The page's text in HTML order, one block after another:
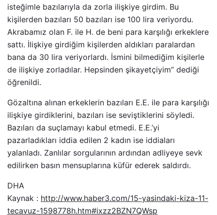
isteğimle bazılarıyla da zorla ilişkiye girdim. Bu
kişilerden bazıları 50 bazıları ise 100 lira veriyordu.
Akrabamız olan F. ile H. de beni para karşılığı erkeklere
sattı. İlişkiye girdiğim kişilerden aldıkları paralardan
bana da 30 lira veriyorlardı. İsmini bilmediğim kişilerle
de ilişkiye zorladılar. Hepsinden şikayetçiyim” dediği
öğrenildi.
Gözaltına alınan erkeklerin bazıları E.E. ile para karşılığı
ilişkiye girdiklerini, bazıları ise seviştiklerini söyledi.
Bazıları da suçlamayı kabul etmedi. E.E.’yi
pazarladıkları iddia edilen 2 kadın ise iddiaları
yalanladı. Zanlılar sorgularının ardından adliyeye sevk
edilirken basın mensuplarına küfür ederek saldırdı.
DHA
Kaynak : http://www.haber3.com/15-yasindaki-kiza-11-
tecavuz-1598778h.htm#ixzz2BZN7QWsp